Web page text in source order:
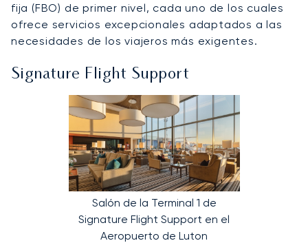
fija (FBO) de primer nivel, cada uno de los cuales
ofrece servicios excepcionales adaptados a las
necesidades de los viajeros más exigentes.
Signature Flight Support
Salón de la Terminal 1 de
Signature Flight Support en el
Aeropuerto de Luton